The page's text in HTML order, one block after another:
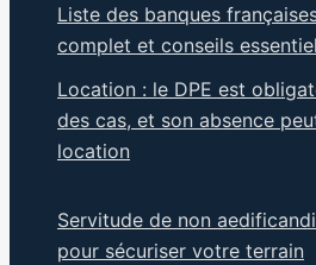
Liste des banques
complet et conseils
Location : le DPE est
des cas, et son absence
location
Servitude de non
pour sécuriser votre terrain